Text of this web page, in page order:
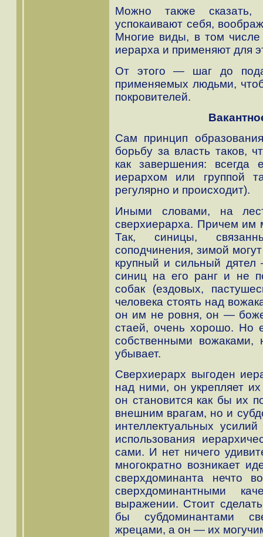
Можно также сказать,
успокаивают себя,
Многие виды, в том
иерарха и применяют для
От этого — шаг до
применяемых людьми,
покровителей.
Сам принцип
борьбу за власть таков,
как завершения: всегда
иерархом или группой
регулярно и происходит).
Иными словами, на
сверхиерарха. Причем им
Так, синицы,
соподчинения, зимой
крупный и сильный
синиц на его ранг и не
собак (ездовых,
человека стоять над
он им не ровня, он —
стаей, очень хорошо. Но
собственными вожаками,
убывает.
Сверхиерарх выгоден
над ними, он укрепляет
он становится как бы их
внешним врагам, но и
интеллектуальных
использования
сами. И нет ничего
многократно возникает
сверхдоминанта нечто
сверхдоминантными
выражении. Стоит
бы субдоминантами
жрецами, а он — их